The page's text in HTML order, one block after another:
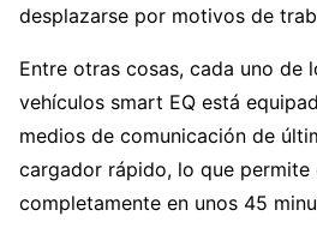
desplazarse por motivos de
Entre otras cosas, cada uno de
vehículos smart EQ está
medios de comunicación de
cargador rápido, lo que permite
completamente en unos 45